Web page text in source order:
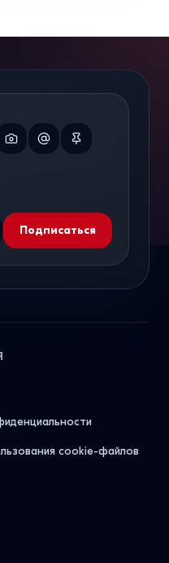
Подписаться
cookie-файлов